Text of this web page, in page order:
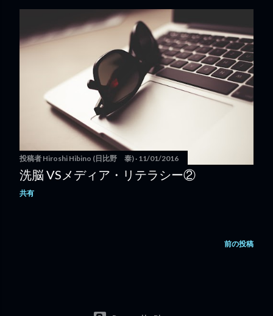
投稿者 Hiroshi Hibino (日比野 泰) 11/01/2016
洗脳 VSメディア・リテラシー②
共有
前の投稿